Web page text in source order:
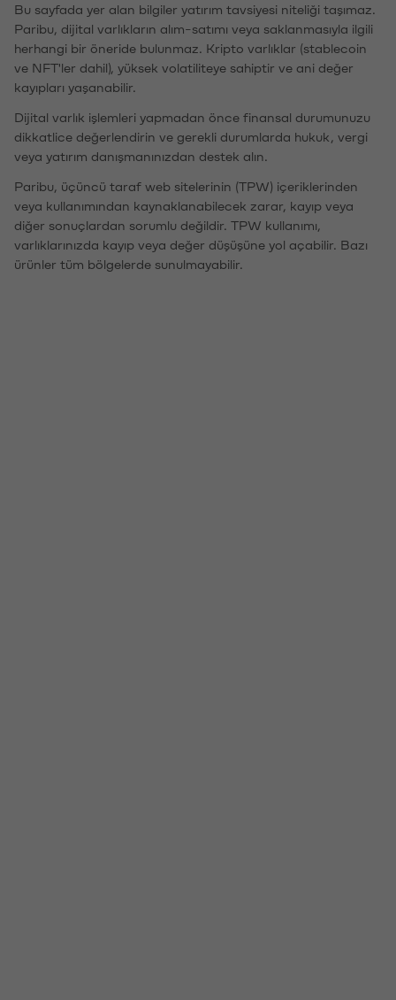
Bu sayfada yer alan bilgiler yatırım tavsiyesi niteliği taşımaz.
Paribu, dijital varlıkların alım-satımı veya saklanmasıyla ilgili
herhangi bir öneride bulunmaz. Kripto varlıklar (stablecoin
ve NFT'ler dahil), yüksek volatiliteye sahiptir ve ani değer
kayıpları yaşanabilir.
Dijital varlık işlemleri yapmadan önce finansal durumunuzu
dikkatlice değerlendirin ve gerekli durumlarda hukuk, vergi
veya yatırım danışmanınızdan destek alın.
Paribu, üçüncü taraf web sitelerinin (TPW) içeriklerinden
veya kullanımından kaynaklanabilecek zarar, kayıp veya
diğer sonuçlardan sorumlu değildir. TPW kullanımı,
varlıklarınızda kayıp veya değer düşüşüne yol açabilir. Bazı
ürünler tüm bölgelerde sunulmayabilir.